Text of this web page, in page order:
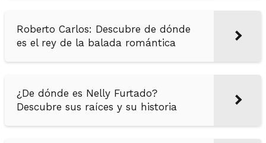
Roberto Carlos: Descubre de dónde
es el rey de la balada romántica
¿De dónde es Nelly Furtado?
Descubre sus raíces y su historia